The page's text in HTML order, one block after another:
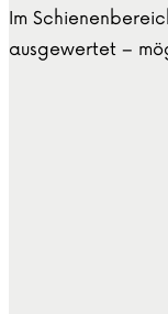
Im
ausgewertet –